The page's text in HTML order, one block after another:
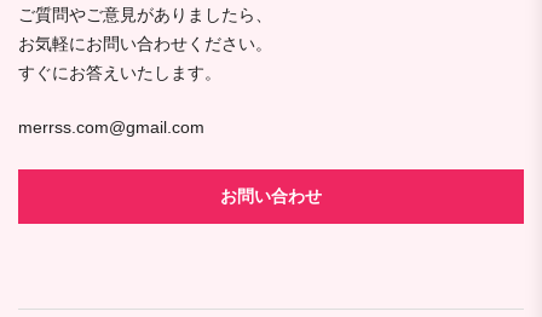
ご質問やご意見がありましたら、
お気軽にお問い合わせください。
すぐにお答えいたします。
merrss.com@gmail.com
お問い合わせ